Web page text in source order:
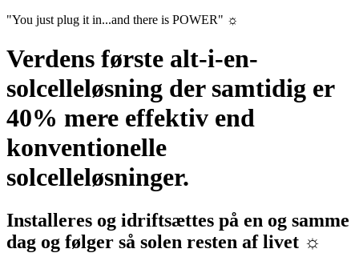
"You just plug it in...and there is POWER" ☼
Verdens første alt-i-en-
solcelleløsning der samtidig er
40% mere effektiv end
konventionelle
solcelleløsninger.
Installeres og idriftsættes på en og samme
dag og følger så solen resten af livet ☼